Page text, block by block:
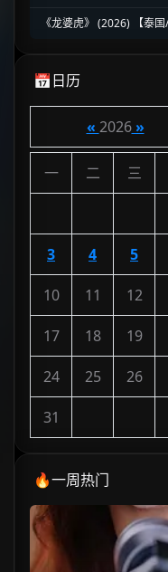
《龙婆虎》 (2026) 【泰
📅日历
« 2026»
一 二 三
3 4 5
10 11 12
17 18 19
24 25 26
31
🔥一周热门